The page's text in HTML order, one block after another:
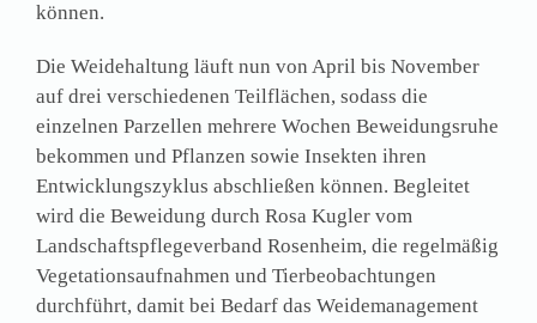
können.
Die Weidehaltung läuft nun von April bis November
auf drei verschiedenen Teilflächen, sodass die
einzelnen Parzellen mehrere Wochen Beweidungsruhe
bekommen und Pflanzen sowie Insekten ihren
Entwicklungszyklus abschließen können. Begleitet
wird die Beweidung durch Rosa Kugler vom
Landschaftspflegeverband Rosenheim, die regelmäßig
Vegetationsaufnahmen und Tierbeobachtungen
durchführt, damit bei Bedarf das Weidemanagement